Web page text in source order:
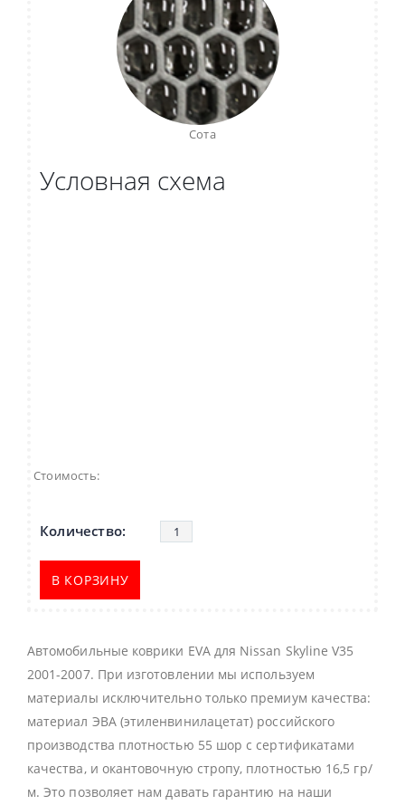
Сота
Условная схема
Стоимость:
В КОРЗИНУ
Автомобильные коврики EVA для Nissan Skyline V35
2001-2007. При изготовлении мы используем
материалы исключительно только премиум качества:
материал ЭВА (этиленвинилацетат) российского
производства плотностью 55 шор с сертификатами
качества, и окантовочную стропу, плотностью 16,5 гр/
м. Это позволяет нам давать гарантию на наши